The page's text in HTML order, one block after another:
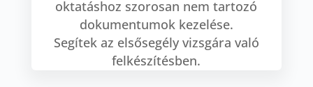
oktatáshoz szorosan nem tartozó
dokumentumok kezelése.
Segítek az elsősegély vizsgára való
felkészítésben.